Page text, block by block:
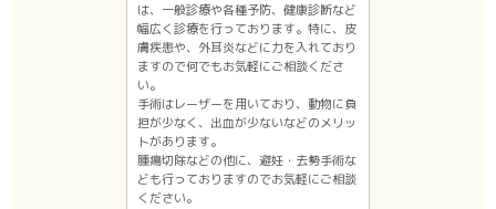
は、一般診療や各種予防、健康診断など
幅広く診療を行っております。特に、皮
膚疾患や、外耳炎などに力を入れており
ますので何でもお気軽にご相談くださ
い。
手術はレーザーを用いており、動物に負
担が少なく、出血が少ないなどのメリッ
トがあります。
腫瘍切除などの他に、避妊・去勢手術な
ども行っておりますのでお気軽にご相談
ください。